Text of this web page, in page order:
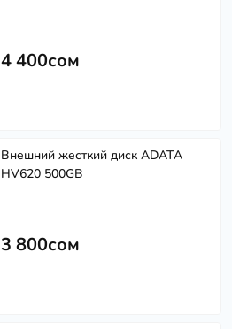
4 400сом
Внешний жесткий диск ADATA
HV620 500GB
3 800сом